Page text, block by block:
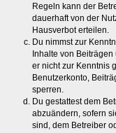
Regeln kann der
dauerhaft von der
Hausverbot erteilen.
Du nimmst zur
Inhalte von
er nicht zur Kenntnis
Benutzerkonto,
sperren.
Du gestattest dem
abzuändern, sofern
sind, dem Betreiber